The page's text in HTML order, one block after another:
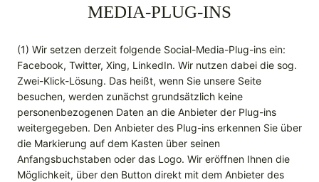
MEDIA-PLUG-INS
(1) Wir setzen derzeit folgende Social-Media-Plug-ins ein:
Facebook, Twitter, Xing, LinkedIn. Wir nutzen dabei die sog.
Zwei-Klick-Lösung. Das heißt, wenn Sie unsere Seite
besuchen, werden zunächst grundsätzlich keine
personenbezogenen Daten an die Anbieter der Plug-ins
weitergegeben. Den Anbieter des Plug-ins erkennen Sie über
die Markierung auf dem Kasten über seinen
Anfangsbuchstaben oder das Logo. Wir eröffnen Ihnen die
Möglichkeit, über den Button direkt mit dem Anbieter des